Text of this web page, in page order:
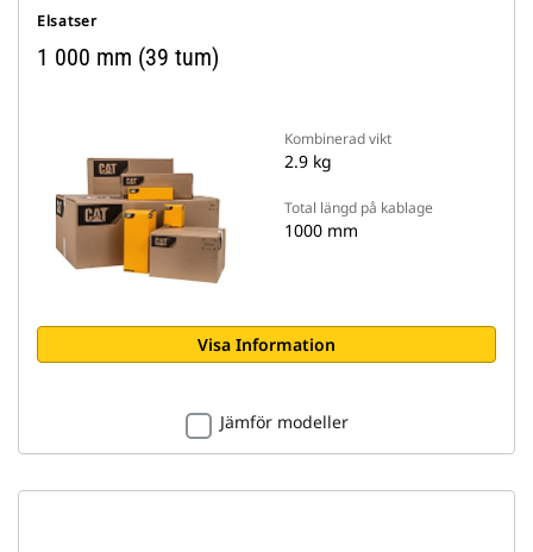
Elsatser
1 000 mm (39 tum)
Kombinerad vikt
2.9 kg
Total längd på kablage
1000 mm
Visa Information
Jämför modeller